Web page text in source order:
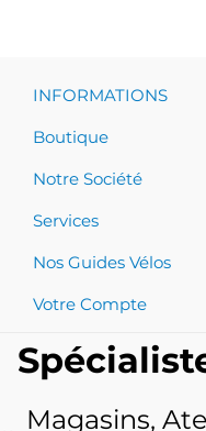
INFORMATIONS
Boutique
Notre Société
Services
Nos Guides Vélos
Votre Compte
Magasins,